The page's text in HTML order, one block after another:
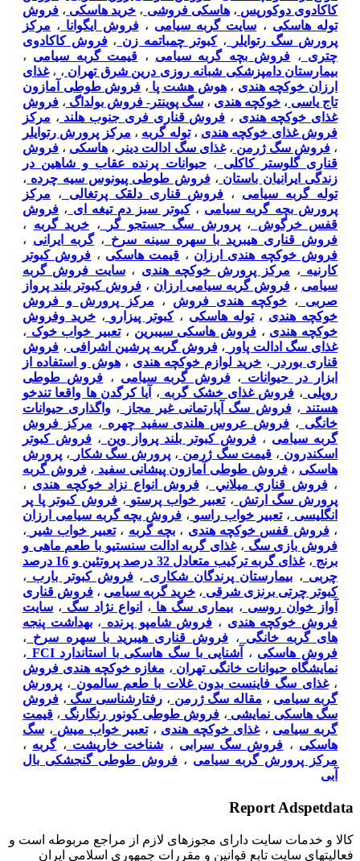
کاکادوی دوکورپس ،هاسکی فروشی ، خرید هاسکی ، فروش
توله هاسکی ، سایت گربه سیامی ،فروش ایگوانا ، مرکز
پرورش سگ رتوایلر
،کبوتر چمباتمه زن ،فروش کاکادوی
چتری ، فروش بچه گربه سیامی ، قیمت گربه سیامی ،
بیمارستان دامپزشکی شبانه روزی درین شرق تهران ، ،غذای
ارزان خوکچه هندی ،هوش هشت پا ، فروش طوطی آمازون
تاج یاسی ، خوکچه هندی ، سگ پوينتر- فروش بولداگ ، فروش
غذای خوکچه هندی ، فروش قناری فری جنوب هلند ، مرکز
فروش غذای خوکچه هندی ،توله گربه ، مرکز پرورش رتوایلر
،فروش سگ ژرمن ،غذای سگ ادالت دینر ، هاسکی ، فروش
قناری گلوستر کاکلی ،حیوانات پرنده عقاب و شاهین در
زندگی ایرانیان باستان ،فروش طوطی پیونوس سیه چرده ،
توله گربه سیامی ، فروش قناری دلقک پرتغالی ، مرکز
پرورش بچه گربه سیامی ،کبوتر سبز دم تیغه ای ، فروش
قفس خرگوش
،پرورش سگ جستجو گر ، خرید گربه ،
فروش قناری هیبرید با سهره سینه سرخ ،گربه ایرانی ،
فروش خوکچه هندی ارزان ، قیمت هاسکی ، فروش کبوتر
کارنیه ، مرکز پرورش خوکچه هندی ،سایت فروش گربه
سیامی ،فروش گربه سیامی ارزان ، فروش کبوتر بلند پرواز
صربی
، خوکچه هندی فروش ، مرکز پرورش و فروش
خوکچه هندی ،توله هاسکی ،کبوتر پیزارو ،خرید وفروش
خوکچه هندی ،فروش هاسکی سیبرین ،تعبیر خواب خوک ،
غذای سگ ادالت پاور
،فروش گربه پرشین اشرافی ، فروش
قناری بوردر
، خرید لوازم خوکچه هندی ،هوش و استفاده از
ابزار در حیوانات ،فروش گربه سیامی ، فروش طوطی
روپلی ، فروش غذای خشک گربه ،
آیا کرگدن ها واقعا تندخو
هستند ،فروش سگ آپارتمانی غیر مجاز ، واگذاری حیوانات
خانگی ، فروش عروس هلندی سفید چهره ، مرکز فروش
گربه سیامی ، فروش کبوتر بلند پرواز وین ، فروش کبوتر
اسکندرون ، قیمت سگ ژرمن ، پرورش سگ شکار ، پرورش
هاسکی ،فروش طوطی آمازون پیشانی سفید ،فروش گربه
،فروش قناري ميلاني ، فروش انواع نزاد خوکچه هندی ،
پرورش سگ ارتش ،تعبیر خواب پرستو ،فروش کبوتر پا پر
انگلیسی ،تعبیر خواب راسو ، فروش بچه گربه سیامی ارزان
،فروش قفس خوکچه هندی ، بچه گربه ،تعبیر خواب شیر
،
فروش بازی سگ ،غذای گربه ادالت سنستیو با طعم ماهی و
برنج ،
غذای گربه ترکیب متعادل 32 درصد پروتئین و 16 درصد
چربی ، بیمارستان پرندگان شکاری ، فروش کبوتر بارب ،
کبوتر چرتی برنزی شرقی ، خرید گربه سیامی ، فروش قناری
آواز خوان روسی ، بیماری سگ ها ، انواع نژاد سگ ، سایت
فروش خوکچه هندی ، فروش شامپو پرنده ،بهداشت پنجه
های گربه خانگی ، فروش قناری هیبرید با سهره سرخ ،
فروش هاسکی ، آشنایی با سگ هاسکی با استاندارد FCI
،
نمایشگاه حیوانات خانگی تهران ، مغازه خوکچه هندی فروش
،غذای سگ فاینست بدون غلات با طعم سالمون ، پرورش
گربه سیامی ، مقاله سگ ژرمن ، رفتارشناسی سگ ، فروش
سگ هاسکی نمایشی ، فروش طوطی کونور رنگارنگ ، قیمت
گربه سیامی ،غذای خوکچه هندی ،تعبیر خواب میش ، سگ
هاسکی ، فروش سگ سرابی ، شناخت خارپشت ،گربه ،
مرکز پرورش گربه سیامی ، فروش طوطی گنجشکی بال
آبی
Report Adspetdata
كالا و خدمات سایت دارای مجوزهای لازم از مراجع مربوطه است و
فعاليتهای سايت تابع قوانين و مقررات جمهوری اسلامی ايران